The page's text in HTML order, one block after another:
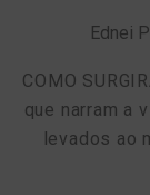
Ednei
COMO
que narram a
levados ao